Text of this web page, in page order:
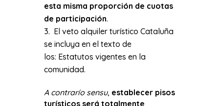
esta misma proporción de cuotas
de participación.
El veto alquiler turístico Cataluña
se incluya en el texto de
los: Estatutos vigentes en la
comunidad.
A contrarío sensu, establecer pisos
turísticos será totalmente